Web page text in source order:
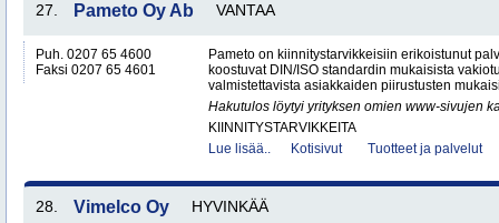
27. Pameto Oy Ab VANTAA
Puh. 0207 65 4600
Faksi 0207 65 4601
Pameto on kiinnitystarvikkeisiin erikoistunut
koostuvat DIN/ISO standardin mukaisista
valmistettavista asiakkaiden piirustusten
Hakutulos löytyi yrityksen omien www-sivujen
KIINNITYSTARVIKKEITA
Lue lisää..
Kotisivut Tuotteet ja palvelut
28. Vimelco Oy HYVINKÄÄ